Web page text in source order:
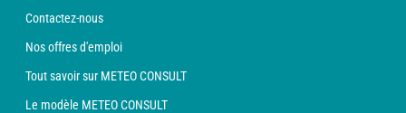
Contactez-nous
Nos offres d'emploi
Tout savoir sur METEO CONSULT
Le modèle METEO CONSULT